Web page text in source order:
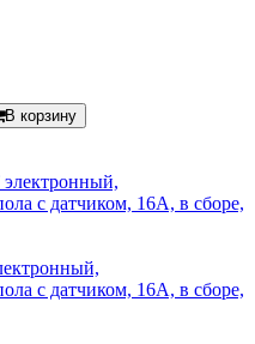
В корзину
с датчиком, 16A, в сборе,